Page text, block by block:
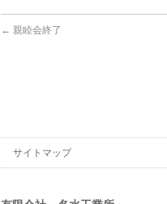
← 親睦会終了
サイトマップ